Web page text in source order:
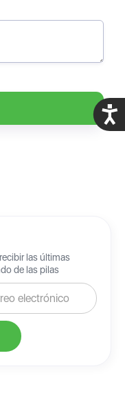
las últimas
de las pilas